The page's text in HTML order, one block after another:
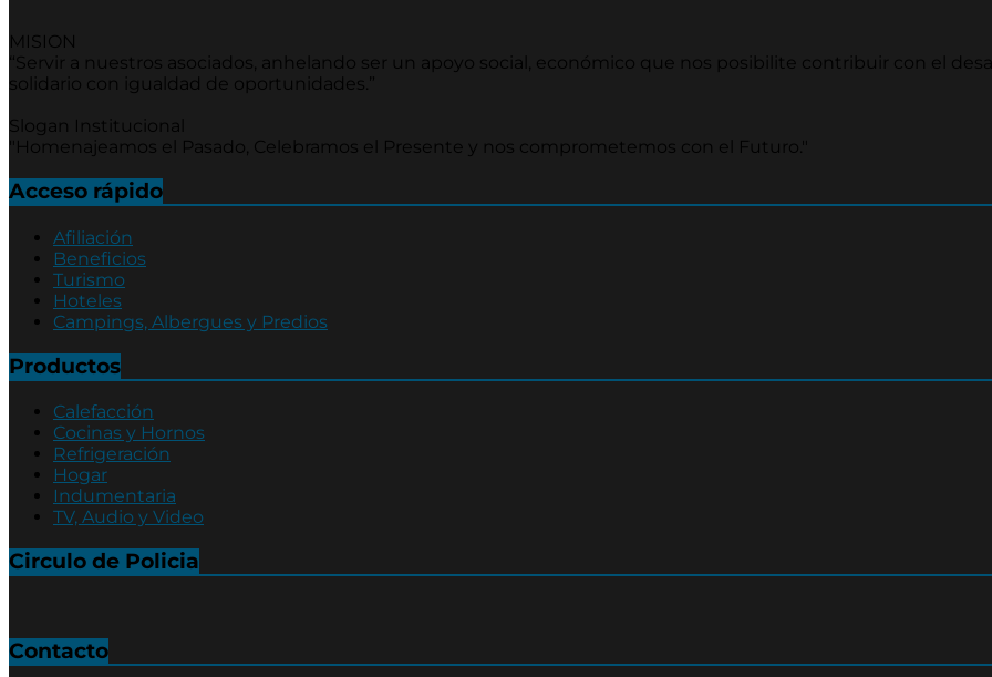
MISION
“Servir a nuestros asociados, anhelando ser un apoyo social, económico que nos posibilite contribuir con el
solidario con igualdad de oportunidades.”
Slogan Institucional
"Homenajeamos el Pasado, Celebramos el Presente y nos comprometemos con el Futuro."
Acceso rápido
Afiliación
Beneficios
Turismo
Hoteles
Campings, Albergues y Predios
Productos
Calefacción
Cocinas y Hornos
Refrigeración
Hogar
Indumentaria
TV, Audio y Video
Circulo de Policia
Contacto